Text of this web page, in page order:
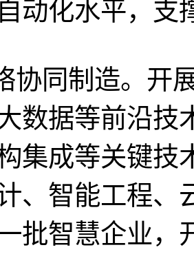
动化水平，支
同制造。开展
数据等前沿技
集成等关键技
、智能工程、
批智慧企业，